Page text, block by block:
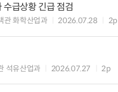
수급상황 긴급 점검
관 화학산업과 2026.07.28 2p
석유산업과 2026.07.27 2p